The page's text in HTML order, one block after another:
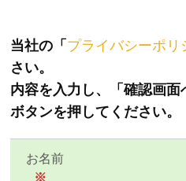
当社の「 プライバシーポリ
さい。
内容を入力し、「確認画面
ボタンを押してください。
お名前
※